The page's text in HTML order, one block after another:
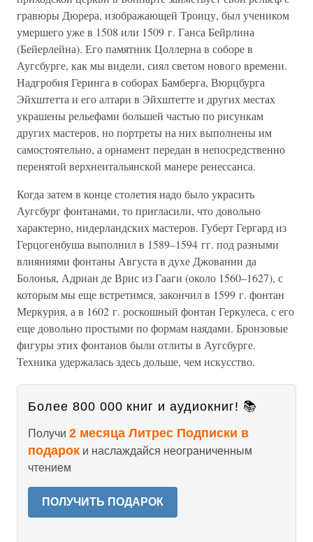
гравюры Дюрера, изображающей Троицу, был учеником
умершего уже в 1508 или 1509 г. Ганса Бейрлина
(Бейерлейна). Его памятник Цоллерна в соборе в
Аугсбурге, как мы видели, сиял светом нового времени.
Надгробия Геринга в соборах Бамберга, Вюрцбурга
Эйхштетта и его алтари в Эйхштетте и других местах
украшены рельефами большей частью по рисункам
других мастеров, но портреты на них выполнены им
самостоятельно, а орнамент передан в непосредственно
перенятой верхнеитальянской манере ренессанса.
Когда затем в конце столетия надо было украсить
Аугсбург фонтанами, то пригласили, что довольно
характерно, нидерландских мастеров. Губерт Гергард из
Герцогенбуша выполнил в 1589–1594 гг. под разными
влияниями фонтаны Августа в духе Джованни да
Болонья, Адриан де Врис из Гааги (около 1560–1627), с
которым мы еще встретимся, закончил в 1599 г. фонтан
Меркурия, а в 1602 г. роскошный фонтан Геркулеса, с его
еще довольно простыми по формам наядами. Бронзовые
фигуры этих фонтанов были отлиты в Аугсбурге.
Техника удержалась здесь дольше, чем искусство.
Более 800 000 книг и аудиокниг! 📚
Получи 2 месяца Литрес Подписки в
подарок и наслаждайся неограниченным
чтением
ПОЛУЧИТЬ ПОДАРОК